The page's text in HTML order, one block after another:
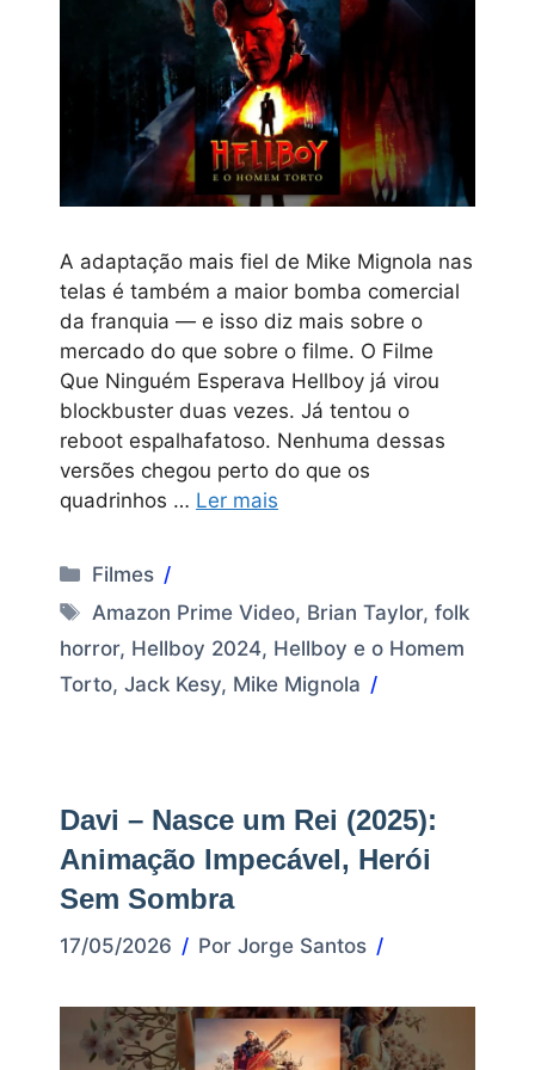
A adaptação mais fiel de Mike Mignola nas
telas é também a maior bomba comercial
da franquia — e isso diz mais sobre o
mercado do que sobre o filme. O Filme
Que Ninguém Esperava Hellboy já virou
blockbuster duas vezes. Já tentou o
reboot espalhafatoso. Nenhuma dessas
versões chegou perto do que os
quadrinhos … Ler mais
Categorias
Filmes
Tags
Amazon Prime Video, Brian Taylor,folk
horror, Hellboy 2024, Hellboy e o Homem
Torto, Jack Kesy, Mike Mignola
Davi – Nasce um Rei (2025):
Animação Impecável, Herói
Sem Sombra
17/05/2026 Por Jorge Santos